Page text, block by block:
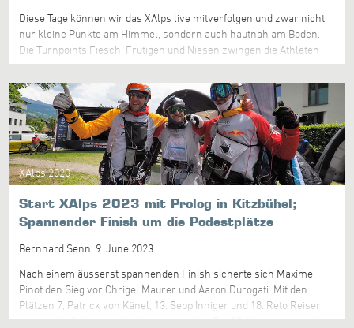
Diese Tage können wir das XAlps live mitverfolgen und zwar nicht
nur kleine Punkte am Himmel, sondern auch hautnah am Boden.
Die Turnpoints Fiesch, Frutigen und Niesen zwingen die Athleten
ihren Flug zu unterbrechen und anschliessend wieder zu Fuss
aufzusteigen. Ideal für alle Fans und interessierte H&F AthletInnen!
Aktuell: Aus Schweizer Sicht läuft es wirklich ausgezeichnet.
Chrigel in Führung, dicht gefolgt von Takats, Pinot, Pädel,
Guschlbaur, Lacace und Alongi. Sepp und Reto folgen auf den
Plätzen 9 und 16. Es bleibt äusserst spannend!
XAlps 2023
Start XAlps 2023 mit Prolog in Kitzbühel;
Spannender Finish um die Podestplätze
Bernhard Senn, 9. June 2023
Nach einem äusserst spannenden Finish sicherte sich Maxime
Pinot den Sieg vor Chrigel Maurer und Aaron Durogati. Mit den
Plätzen 7, Patrick von Känel, 13. Sepp Inniger und 18. Reto Reiser
waren alle Schweizer Athleten unter den Top 20. Nun heisst es für